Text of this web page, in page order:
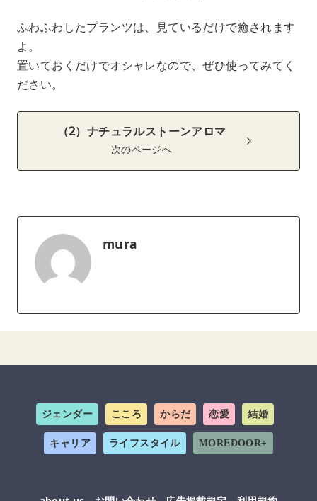
ふわふわしたプランツは、見ているだけで癒されます
よ。
置いておくだけでオシャレなので、ぜひ使ってみてく
ださい。
（2）ナチュラルストーンアロマ
次のページへ
mura
ジェンダー こころ からだ 恋愛 結婚
キャリア ライフスタイル MOREDOOR+